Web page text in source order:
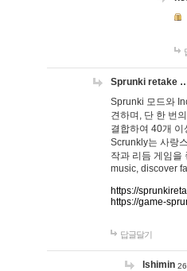
Sprunki retake
Sprunki 모드와
견하며, 단 한 번
결합하여 40개
Scrunkly는 사랑
작과 리듬 게임을
music, discover
https://
https://game-
답글달기
lshimin